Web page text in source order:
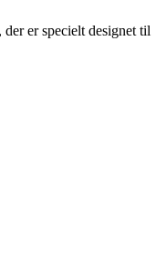
er specielt designet til